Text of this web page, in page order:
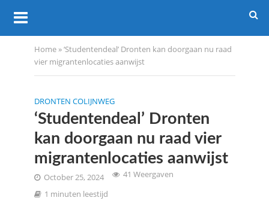
Home»‘Studentendeal’ Dronten kan doorgaan nu raad
vier migrantenlocaties aanwijst
DRONTEN COLIJNWEG
‘Studentendeal’ Dronten
kan doorgaan nu raad vier
migrantenlocaties aanwijst
October 25, 2024
41 Weergaven
1 minuten leestijd